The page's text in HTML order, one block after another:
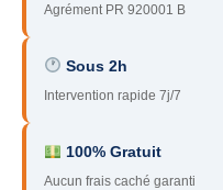
94– Val-de-Marne
95 – Val d’Oise
– Essonne
89 – Yonne
Agrément PR 920001 B
Sous 2h
Intervention rapide 7j/7
100% Gratuit
Aucun frais caché garanti